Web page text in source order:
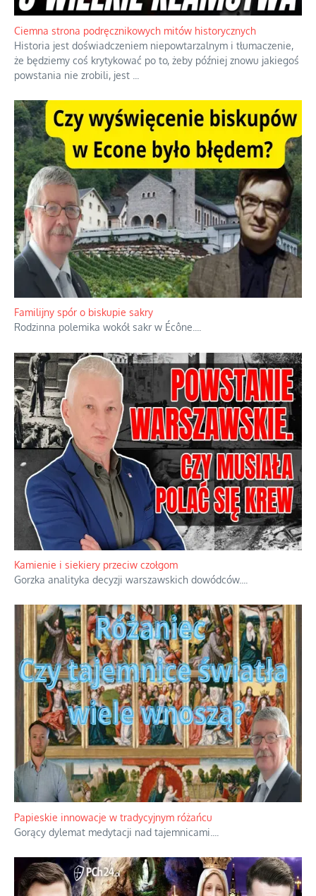
Ciemna strona podręcznikowych mitów historycznych
Historia jest doświadczeniem niepowtarzalnym i tłumaczenie,
że będziemy coś krytykować po to, żeby później znowu jakiegoś
powstania nie zrobili, jest
Familijny spór o biskupie sakry
Rodzinna polemika wokół sakr w Écône.
Kamienie i siekiery przeciw czołgom
Gorzka analityka decyzji warszawskich dowódców.
Papieskie innowacje w tradycyjnym różańcu
Gorący dylemat medytacji nad tajemnicami.